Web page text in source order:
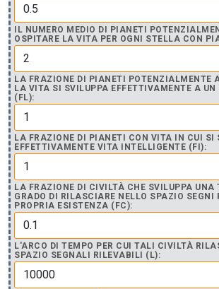
IL NUMERO MEDIO DI PIANETI
OSPITARE LA VITA PER OGNI STELLA CON
LA FRAZIONE DI PIANETI POTENZIALMENTE
LA VITA SI SVILUPPA EFFETTIVAMENTE A UN
(FL):
LA FRAZIONE DI PIANETI CON VITA IN CUI SI
EFFETTIVAMENTE VITA INTELLIGENTE (FI):
LA FRAZIONE DI CIVILTÀ CHE SVILUPPA UNA
GRADO DI RILASCIARE NELLO SPAZIO SEGNI
PROPRIA ESISTENZA (FC):
L'ARCO DI TEMPO PER CUI TALI CIVILTÀ
SPAZIO SEGNALI RILEVABILI (L):